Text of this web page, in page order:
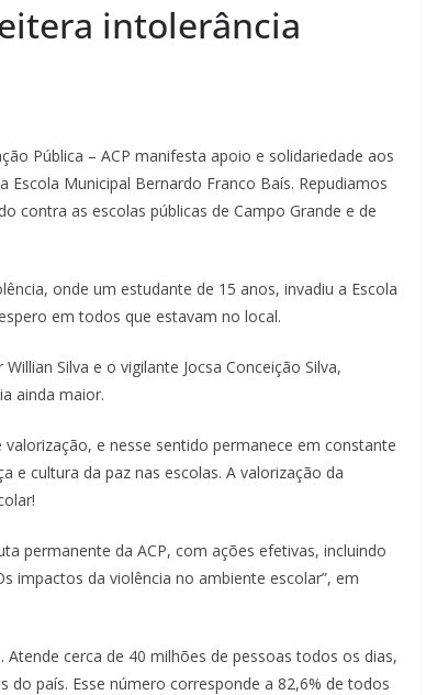
intolerância
Pública – ACP manifesta apoio e solidariedade aos
Municipal Bernardo Franco Baís. Repudiamos
contra as escolas públicas de Campo Grande e de
onde um estudante de 15 anos, invadiu a Escola
em todos que estavam no local.
Silva e o vigilante Jocsa Conceição Silva,
ainda maior.
e nesse sentido permanece em constante
e cultura da paz nas escolas. A valorização da
permanente da ACP, com ações efetivas, incluindo
impactos da violência no ambiente escolar”, em
cerca de 40 milhões de pessoas todos os dias,
do país. Esse número corresponde a 82,6% de todos